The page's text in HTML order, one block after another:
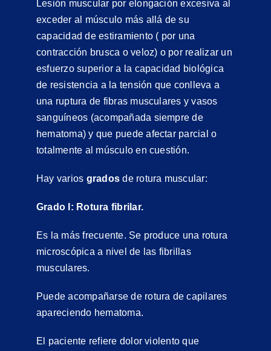
Lesión muscular por elongación excesiva al
exceder al músculo más allá de su
capacidad de estiramiento ( por una
contracción brusca o veloz) o por realizar un
esfuerzo superior a la capacidad biológica
de resistencia a la tensión que conlleva a
una ruptura de fibras musculares y vasos
sanguíneos (acompañada siempre de
hematoma) y que puede afectar parcial o
totalmente al músculo en cuestión.
Hay varios grados de rotura muscular:
Grado I: Rotura fibrilar.
Es la más frecuente. Se produce una rotura
microscópica a nivel de las fibrillas
musculares.
Puede acompañarse de rotura de capilares
apareciendo hematoma.
El paciente refiere dolor violento que